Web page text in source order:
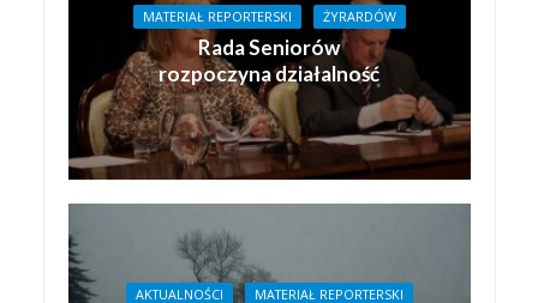
MATERIAŁ REPORTERSKI ŻYRARDÓW
Rada Seniorów
rozpoczyna działalność
AKTUALNOŚCI MATERIAŁ REPORTERSKI